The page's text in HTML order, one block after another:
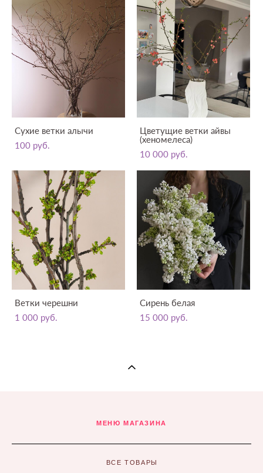
Сухие ветки алычи
100 pуб.
Цветущие ветки айвы
(хеномелеса)
10 000 pуб.
Ветки черешни
1 000 pуб.
Сирень белая
15 000 pуб.
МЕНЮ МАГАЗИНА
ВСЕ ТОВАРЫ